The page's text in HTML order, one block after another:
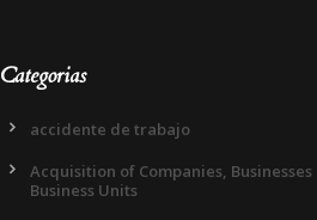
Categorias
accidente de trabajo
Acquisition of Companies, Businesses
Business Units